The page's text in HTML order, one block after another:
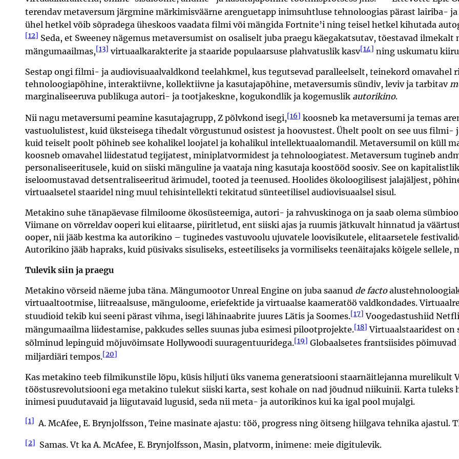
terendav metaversum järgmine märkimisväärne arenguetapp inimsuhtluse tehnoloogias pärast lairiba-
ühel hetkel võib sõpradega üheskoos vaadata filmi või mängida Fortnite’i ning teisel hetkel kihutada
[12] Seda, et Sweeney nägemus metaversumist on osaliselt juba praegu käegakatsutav, tõestavad
mängumaailmas,[13] virtuaalkarakterite ja staaride populaarsuse plahvatuslik kasv[14] ning uskumatu
Sestap ongi filmi- ja audiovisuaalvaldkond teelahkmel, kus tegutsevad paralleelselt, teinekord
tehnoloogiapõhine, interaktiivne, kollektiivne ja kasutajapõhine, metaversumis sündiv, leviv ja tarbitav
marginaliseeruva publikuga autori- ja tootjakeskne, kogukondlik ja kogemuslik autorikino.
Nii nagu metaversumi peamine kasutajagrupp, Z põlvkond isegi,[16] koosneb ka metaversumi ja temas
vastuolulistest, kuid üksteisega tihedalt võrgustunud osistest ja hoovustest. Ühelt poolt on see uus filmi-
kuid teiselt poolt põhineb see kohalikel loojatel ja kohalikul intellektuaalomandil. Metaversumil on küll
koosneb omavahel liidestatud tegijatest, miniplatvormidest ja tehnoloogiatest. Metaversum tugineb
personaliseeritusele, kuid on siiski mänguline ja vaataja ning kasutaja koostööd soosiv. See on
iseloomustavad detsentraliseeritud ärimudel, tooted ja teenused. Hoolides ökoloogilisest jalajäljest,
virtuaalsetel staaridel ning muul tehisintellekti tekitatud sünteetilisel audiovisuaalsel sisul.
Metakino suhe tänapäevase filmiloome ökosüsteemiga, autori- ja rahvuskinoga on ja saab olema
Viimane on võrreldav ooperi kui elitaarse, piiritletud, ent siiski ajas ja ruumis jätkuvalt hinnatud ja
ooper, nii jääb kestma ka autorikino – tuginedes vastuvoolu ujuvatele loovisikutele, elitaarsetele
Autorikino jääb hapraks, kuid püsivaks sisuliseks, esteetiliseks ja vormiliseks teenäitajaks kõigele
Tulevik siin ja praegu
Metakino võrseid näeme juba täna. Mängumootor Unreal Engine on juba saanud de facto
virtuaaltootmise, liitreaalsuse, mänguloome, eriefektide ja virtuaalse kaameratöö valdkondades.
stuudioid tekib kui seeni pärast vihma, isegi lähinaabrite juures Lätis ja Soomes.[17] Voogedastushiid
mängumaailma liidestamise, pakkudes selles suunas juba esimesi pilootprojekte.[18] Virtuaalstaaridest on
sõlminud lepinguid mõjuvõimsate Hollywoodi suuragentuuridega.[19] Globaalsetes frantsiisides
miljardiäri tempos.[20]
Kas metakino teeb filmikunstile lõpu, küsis hiljuti üks vanema generatsiooni staarnäitlejanna murelikult
tööstusrevolutsiooni ega metakino tulekut siiski karta, sest kohale on nad jõudnud niikuinii. Karta tuleks
inimesi puudutavaid ja liigutavaid lugusid, seda nii meta- ja autorikinos kui ka igal pool mujalgi.
[1] A. McAfee, E. Brynjolfsson, Teine masinate ajastu: töö, progress ning õitseng hiilgava tehnika ajastul.
[2] Samas. Vt ka A. McAfee, E. Brynjolfsson, Masin, platvorm, inimene: meie digitulevik.